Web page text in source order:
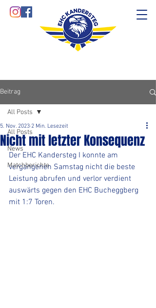
Beitrag
All Posts
News
Matchberichte
All Posts
Nicht mit letzter Konsequenz
5. Nov. 2023 2 Min. Lesezeit
Der EHC Kandersteg I konnte am
vergangenen Samstag nicht die beste
Leistung abrufen und verlor verdient
auswärts gegen den EHC Bucheggberg
mit 1:7 Toren.